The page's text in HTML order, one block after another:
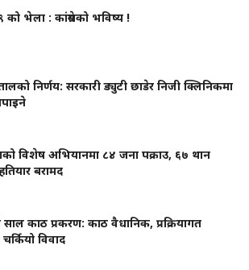
भेला : कांग्रेसको भविष्य !
निर्णय: सरकारी ड्युटी छाडेर निजी क्लिनिकमा
विशेष अभियानमा ८४ जना पक्राउ, ६७ थान
बरामद
काठ प्रकरण: काठ वैधानिक, प्रक्रियागत
विवाद